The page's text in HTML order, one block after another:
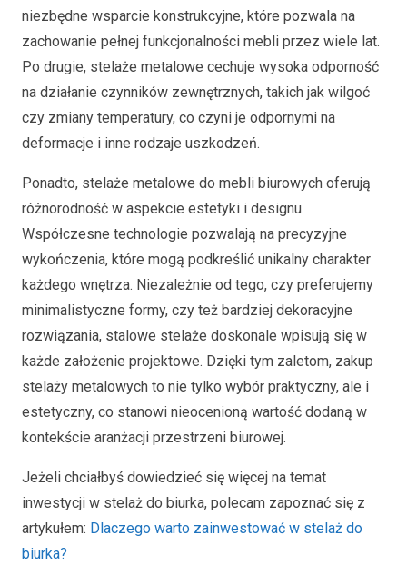
niezbędne wsparcie konstrukcyjne, które pozwala na
zachowanie pełnej funkcjonalności mebli przez wiele lat.
Po drugie, stelaże metalowe cechuje wysoka odporność
na działanie czynników zewnętrznych, takich jak wilgoć
czy zmiany temperatury, co czyni je odpornymi na
deformacje i inne rodzaje uszkodzeń.
Ponadto, stelaże metalowe do mebli biurowych oferują
różnorodność w aspekcie estetyki i designu.
Współczesne technologie pozwalają na precyzyjne
wykończenia, które mogą podkreślić unikalny charakter
każdego wnętrza. Niezależnie od tego, czy preferujemy
minimalistyczne formy, czy też bardziej dekoracyjne
rozwiązania, stalowe stelaże doskonale wpisują się w
każde założenie projektowe. Dzięki tym zaletom, zakup
stelaży metalowych to nie tylko wybór praktyczny, ale i
estetyczny, co stanowi nieocenioną wartość dodaną w
kontekście aranżacji przestrzeni biurowej.
Jeżeli chciałbyś dowiedzieć się więcej na temat
inwestycji w stelaż do biurka, polecam zapoznać się z
artykułem: Dlaczego warto zainwestować w stelaż do
biurka?